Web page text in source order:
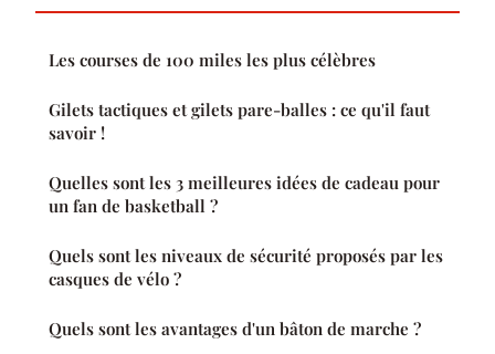
Les courses de 100 miles les plus célèbres
Gilets tactiques et gilets pare-balles : ce qu'il faut
savoir !
Quelles sont les 3 meilleures idées de cadeau pour
un fan de basketball ?
Quels sont les niveaux de sécurité proposés par les
casques de vélo ?
Quels sont les avantages d'un bâton de marche ?